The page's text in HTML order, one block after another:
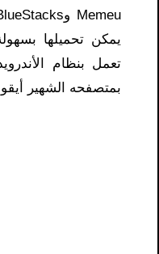
يمكن تحميلها
بمتصفحه الشهير